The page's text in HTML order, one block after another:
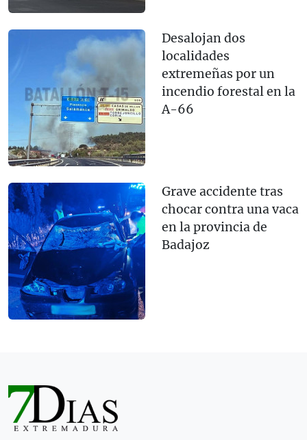
Desalojan dos
localidades
extremeñas por un
incendio forestal en la
A-66
Grave accidente tras
chocar contra una vaca
en la provincia de
Badajoz